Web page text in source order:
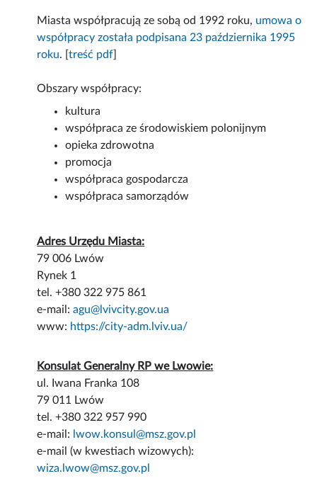
Miasta współpracują ze sobą od 1992 roku, umowa o
współpracy została podpisana 23 października 1995
roku. [treść pdf
Obszary współpracy:
kultura
współpraca ze środowiskiem polonijnym
opieka zdrowotna
promocja
współpraca gospodarcza
współpraca samorządów
Adres Urzędu Miasta:
79 006 Lwów
Rynek 1
tel. +380 322 975 861
e-mail:agu@lvivcity.gov.ua
www: https://city-adm.lviv.ua/
Konsulat Generalny RP we Lwowie:
ul. Iwana Franka 108
79 011 Lwów
tel. +380 322 957 990
e-mail: lwow.konsul@msz.gov.pl
e-mail (w kwestiach wizowych):
wiza.lwow@msz.gov.pl